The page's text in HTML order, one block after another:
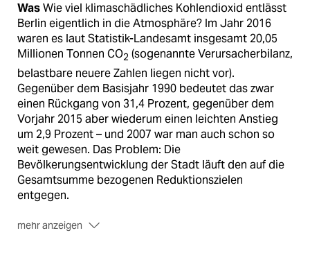
WasWie viel klimaschädliches Kohlendioxid entlässt
Berlin eigentlich in die Atmosphäre? Im Jahr 2016
waren es laut Statistik-Landesamt insgesamt 20,05
Millionen Tonnen CO2 (sogenannte Verursacherbilanz,
belastbare neuere Zahlen liegen nicht vor).
Gegenüber dem Basisjahr 1990 bedeutet das zwar
einen Rückgang von 31,4 Prozent, gegenüber dem
Vorjahr 2015 aber wiederum einen leichten Anstieg
um 2,9 Prozent – und 2007 war man auch schon so
weit gewesen. Das Problem: Die
Bevölkerungsentwicklung der Stadt läuft den auf die
Gesamtsumme bezogenen Reduktionszielen
entgegen.
mehr anzeigen